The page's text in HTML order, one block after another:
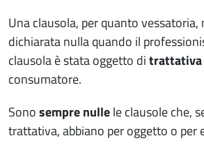
Una clausola, per quanto
dichiarata nulla quando il
clausola è stata oggetto ditrattativa
consumatore.
Sonosempre nullele clausole che,
trattativa, abbiano per oggetto o per